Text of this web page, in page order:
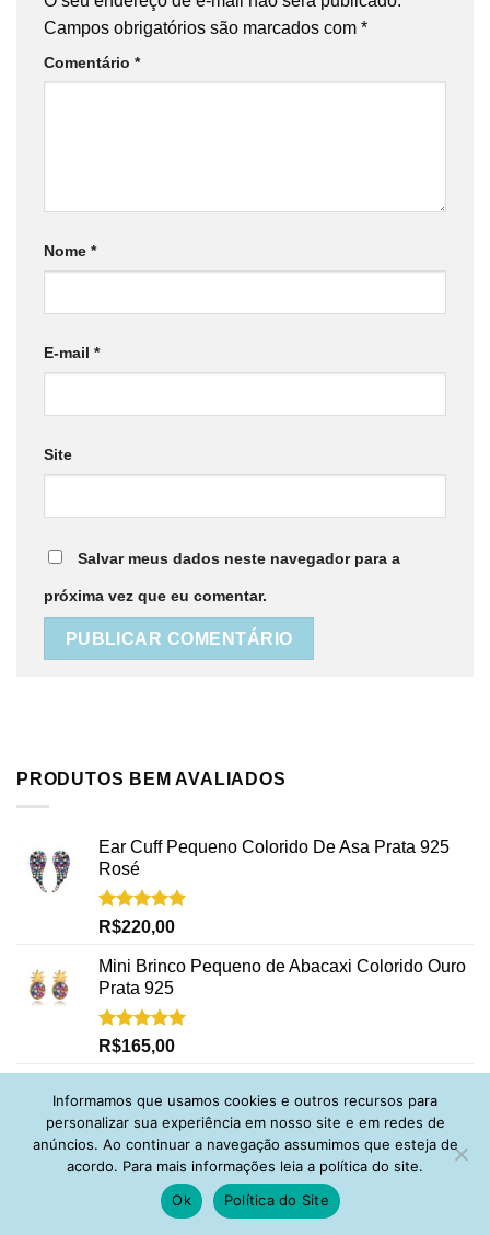
Campos obrigatórios são marcados com *
Comentário *
Nome *
E-mail *
Site
Salvar meus dados neste navegador para a
próxima vez que eu comentar.
PRODUTOS BEM AVALIADOS
Ear Cuff Pequeno Colorido De Asa Prata 925
Rosé
Avaliação
R$220,00
Mini Brinco Pequeno de Abacaxi Colorido Ouro
Prata 925
Avaliação
R$165,00
Banho Ouro 18K
Avaliação
R$ 385,00
Colar com Crucifixo de Zirconias Prata 925
Informamos que usamos cookies e outros recursos para
personalizar sua experiência em nosso site e em redes de
anúncios. Ao continuar a navegação assumimos que esteja de
acordo. Para mais informações leia a política do site.
Ok
Política do Site